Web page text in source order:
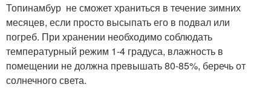
Топинамбур не сможет храниться в течение зимних
месяцев, если просто высыпать его в подвал или
погреб. При хранении необходимо соблюдать
температурный режим 1-4 градуса, влажность в
помещении не должна превышать 80-85%, беречь от
солнечного света.